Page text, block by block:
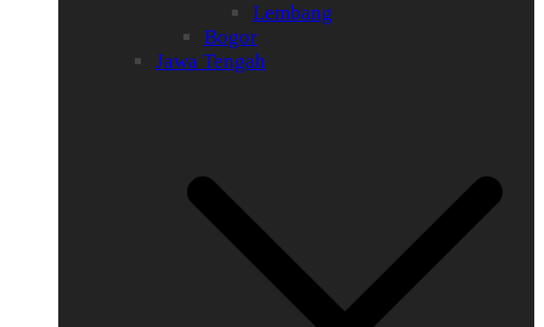
Lembang
Bogor
Jawa Tengah